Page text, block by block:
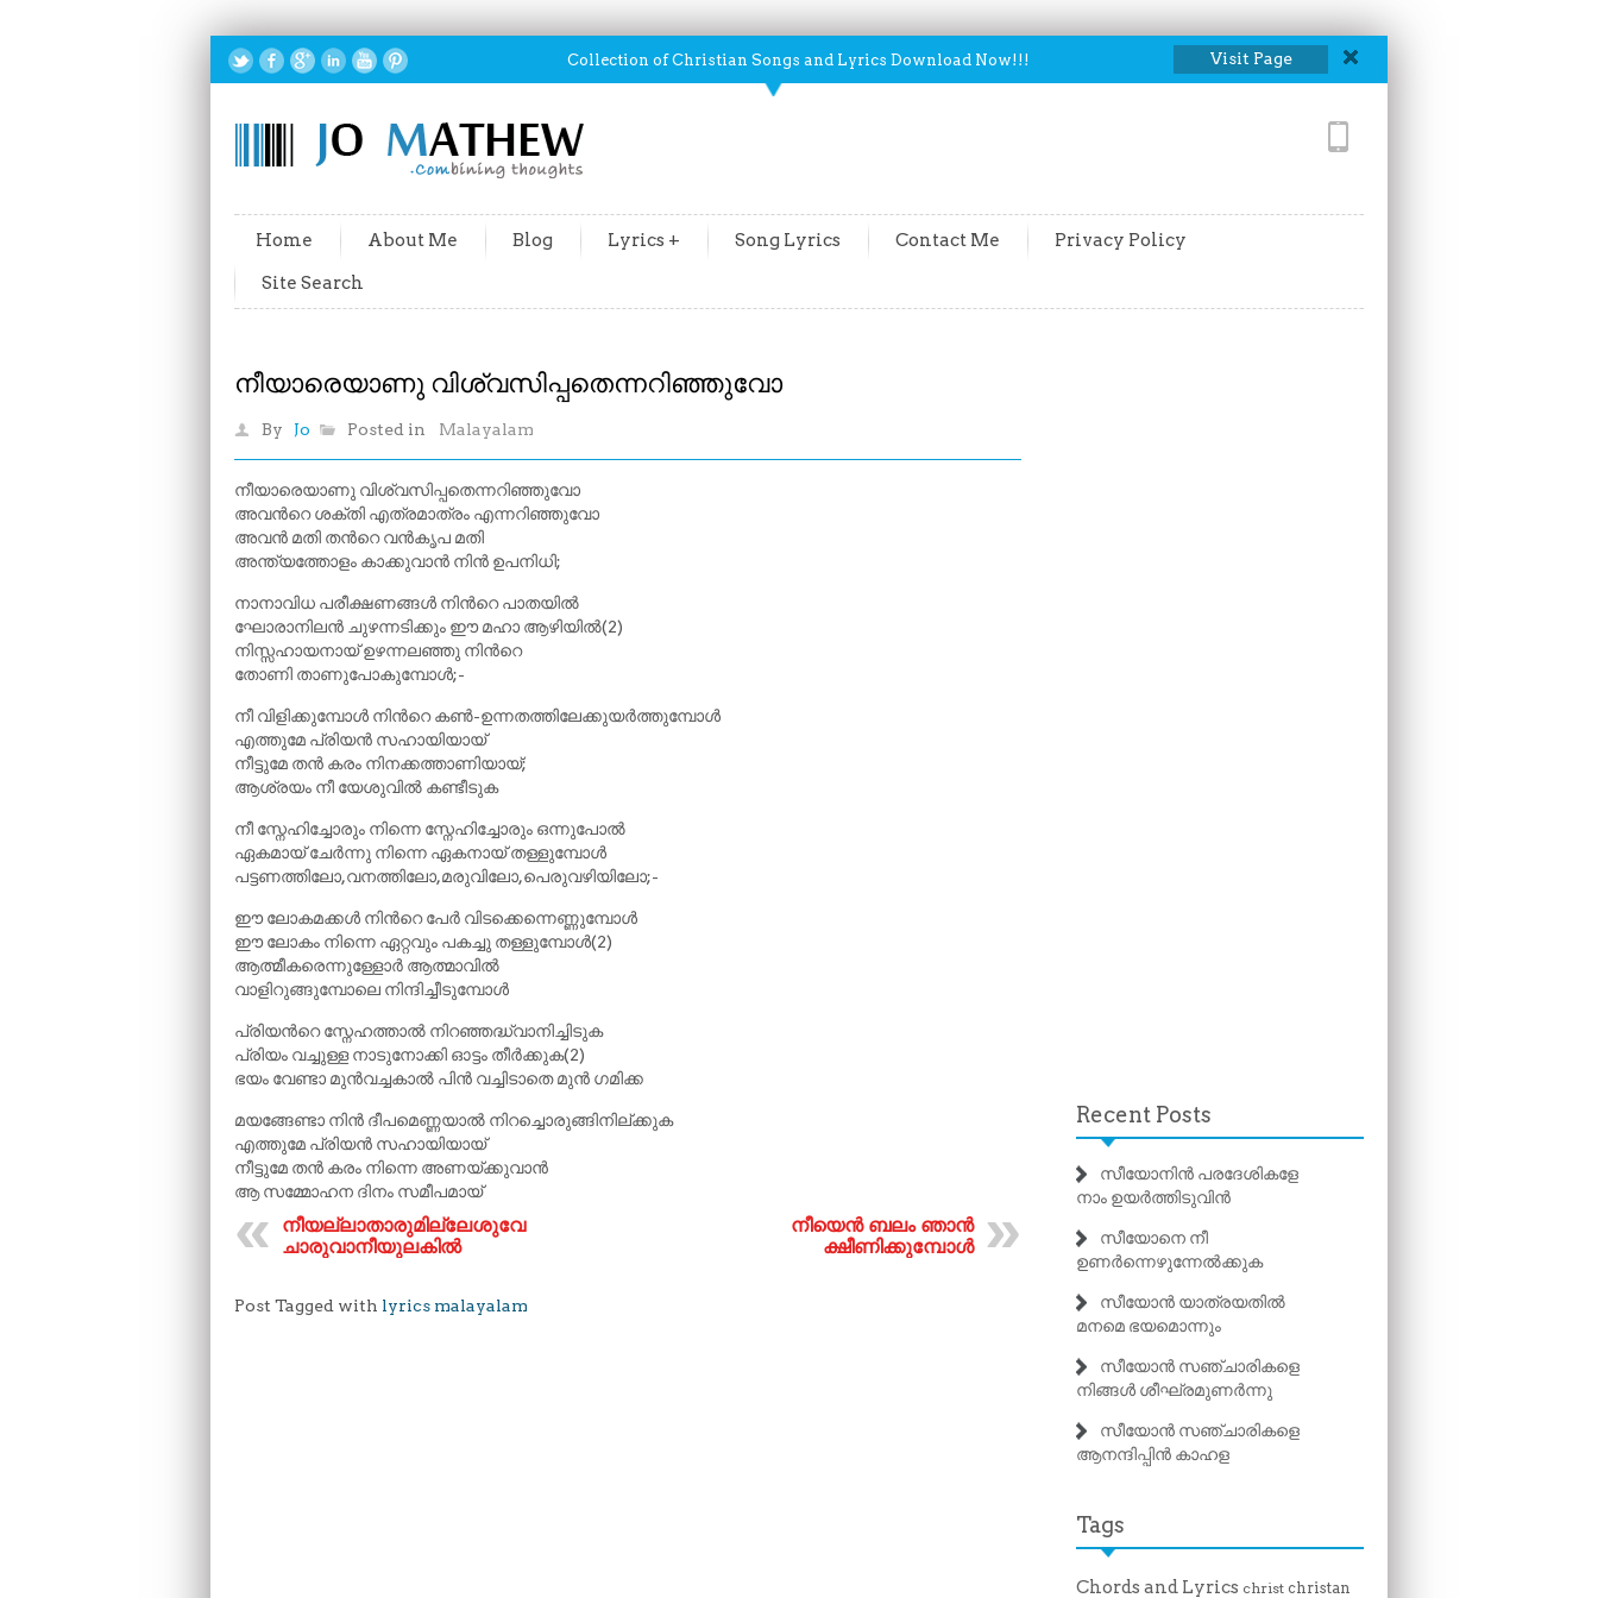
Collection of Christian Songs and Lyrics Download Now!!! Visit Page
Home About Me Blog Lyrics + Song Lyrics Contact Me
Privacy Policy
Site Search
നീയാരെയാണു വിശ്വസിപ്പതെന്നറിഞ്ഞുവോ
By Jo Posted in Malayalam
നീയാരെയാണു വിശ്വസിപ്പതെന്നറിഞ്ഞുവോ
അവന്‍റെ ശക്തി എത്രമാത്രം എന്നറിഞ്ഞുവോ
അവൻ മതി തന്‍റെ വൻകൃപ മതി
അന്ത്യത്തോളം കാക്കുവാൻ നിൻ ഉപനിധി;
നാനാവിധ പരീക്ഷണങ്ങൾ നിന്‍റെ പാതയിൽ
ഘോരാനിലൻ ചുഴന്നടിക്കും ഈ മഹാ ആഴിയിൽ(2)
നിസ്സഹായനായ് ഉഴന്നലഞ്ഞു നിന്‍റെ
തോണി താണുപോകുമ്പോൾ;-
നീ വിളിക്കുമ്പോൾ നിന്‍റെ കൺ-ഉന്നതത്തിലേക്കുയർത്തുമ്പോൾ
എത്തുമേ പ്രിയൻ സഹായിയായ്
നീട്ടുമേ തൻ കരം നിനക്കത്താണിയായ്;
ആശ്രയം നീ യേശുവിൽ കണ്ടീടുക
നീ സ്നേഹിച്ചോരും നിന്നെ സ്നേഹിച്ചോരും ഒന്നുപോൽ
ഏകമായ് ചേർന്നു നിന്നെ ഏകനായ് തള്ളുമ്പോൾ
പട്ടണത്തിലോ,വനത്തിലോ,മരുവിലോ,പെരുവഴിയിലോ;-
ഈ ലോകമക്കൾ നിന്‍റെ പേർ വിടക്കെന്നെണ്ണുമ്പോൾ
ഈ ലോകം നിന്നെ ഏറ്റവും പകച്ചു തള്ളുമ്പോൾ(2)
ആത്മീകരെന്നുള്ളോർ ആത്മാവിൽ
വാളിറുങ്ങുമ്പോലെ നിന്ദിച്ചീടുമ്പോൾ
പ്രിയന്‍റെ സ്നേഹത്താൽ നിറഞ്ഞദ്ധ്വാനിച്ചിടുക
പ്രിയം വച്ചുള്ള നാടുനോക്കി ഓട്ടം തീർക്കുക(2)
ഭയം വേണ്ടാ മുൻവച്ചകാൽ പിൻ വച്ചിടാതെ മുൻ ഗമിക്ക
മയങ്ങേണ്ടാ നിൻ ദീപമെണ്ണയാൽ നിറച്ചൊരുങ്ങിനില്ക്കുക
എത്തുമേ പ്രിയൻ സഹായിയായ്
നീട്ടുമേ തൻ കരം നിന്നെ അണയ്ക്കുവാൻ
ആ സമ്മോഹന ദിനം സമീപമായ്
നീയല്ലാതാരുമില്ലേശുവേ
ചാരുവാനീയുലകിൽ
നീയെൻ ബലം ഞാൻ
ക്ഷീണിക്കുമ്പോൾ
Post Tagged with lyrics malayalam
Recent Posts
സീയോനിൻ പരദേശികളേ
നാം ഉയർത്തിടുവിൻ
സീയോനെ നീ
ഉണർന്നെഴുന്നേൽക്കുക
സീയോൻ യാത്രയതിൽ
മനമെ ഭയമൊന്നും
സീയോൻ സഞ്ചാരികളെ
നിങ്ങൾ ശീഘ്രമുണർന്നു
സീയോൻ സഞ്ചാരികളെ
ആനന്ദിപ്പിൻ കാഹള
Tags
Chords and Lyrics christ christan